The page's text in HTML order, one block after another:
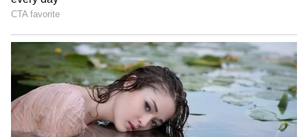
மே மாதம் கிருத்திகை நாளில் வரும்
அமாவாசை அன்று வழிபாடு செய்தால்
நீண்ட ஆயுள், செல்வ வளம், குழந்தை
பாக்கியம் உங்களுக்கு கிடைக்கும்.
இதையும் படிங்க:என்னது பறவைக்கு